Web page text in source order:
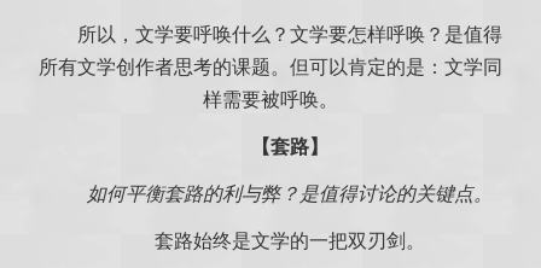
所以，文学要呼唤什么？文学要怎样呼唤？是值得
所有文学创作者思考的课题。但可以肯定的是：文学同
样需要被呼唤。
【套路】
如何平衡套路的利与弊？是值得讨论的关键点。
套路始终是文学的一把双刃剑。